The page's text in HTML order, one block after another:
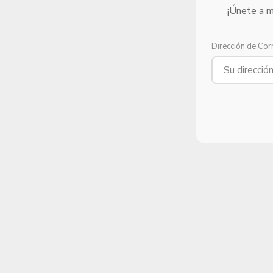
¡Únete a
Dirección de